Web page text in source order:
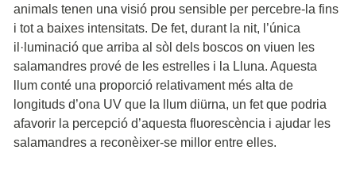
animals tenen una visió prou sensible per percebre-la fins
i tot a baixes intensitats. De fet, durant la nit, l’única
il·luminació que arriba al sòl dels boscos on viuen les
salamandres prové de les estrelles i la Lluna. Aquesta
llum conté una proporció relativament més alta de
longituds d’ona UV que la llum diürna, un fet que podria
afavorir la percepció d’aquesta fluorescència i ajudar les
salamandres a reconèixer-se millor entre elles.